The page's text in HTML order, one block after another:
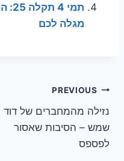
מגלה לכם
ניווט
PREVIOUS
נזילה מהמחברים של דוד
שמש – הסיבות שאסור
לפספס